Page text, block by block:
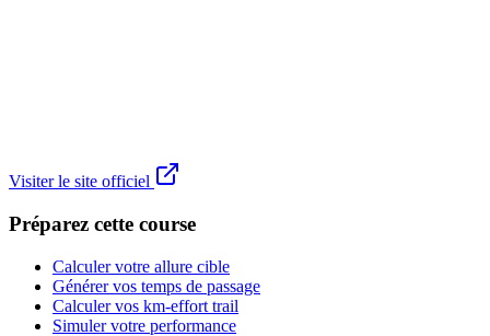
Visiter le site officiel
Préparez cette course
Calculer votre allure cible
Générer vos temps de passage
Calculer vos km-effort trail
Simuler votre performance